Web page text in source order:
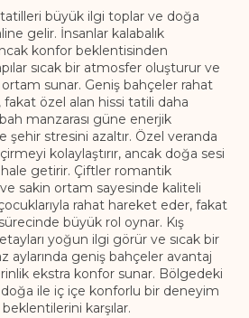
büyük ilgi toplar ve doğa
gelir. İnsanlar kalabalık
konfor beklentisinden
sıcak bir atmosfer oluşturur ve
sunar. Geniş bahçeler rahat
fakat özel alan hissi tatili daha
manzarası güne enerjik
şehir stresini azaltır. Özel veranda
kolaylaştırır, ancak doğa sesi
getirir. Çiftler romantik
sakin ortam sayesinde kaliteli
rahat hareket eder, fakat
büyük rol oynar. Kış
yoğun ilgi görür ve sıcak bir
aylarında geniş bahçeler avantaj
ekstra konfor sunar. Bölgedeki
doğa ile iç içe konforlu bir deneyim
karşılar.